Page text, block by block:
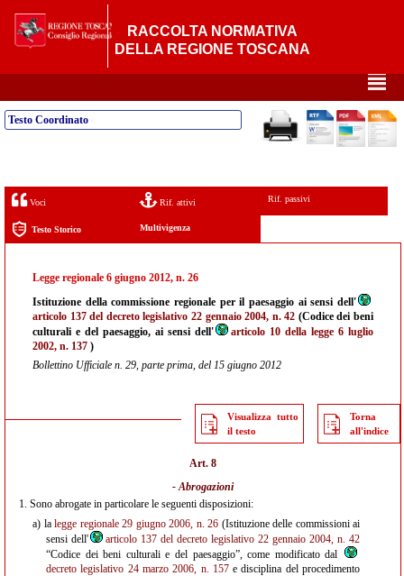
RACCOLTA NORMATIVA
DELLA REGIONE TOSCANA
²
Testo Coordinato
Voci Rif. attivi Rif. passivi
Testo Storico Multivigenza
Legge regionale 6 giugno 2012, n. 26
Istituzione della commissione regionale per il paesaggio ai sensi dell'
articolo 137 del decreto legislativo 22 gennaio 2004, n. 42 (Codice dei beni
culturali e del paesaggio, ai sensi dell'
articolo 10 della legge 6 luglio
2002, n. 137 )
Bollettino Ufficiale n. 29, parte prima, del 15 giugno 2012
Visualizza tutto
il testo
Torna
all'indice
Art. 8
- Abrogazioni
1. Sono abrogate in particolare le seguenti disposizioni:
a) la legge regionale 29 giugno 2006, n. 26 (Istituzione delle commissioni ai
sensi dell'
articolo 137 del decreto legislativo 22 gennaio 2004, n. 42
“Codice dei beni culturali e del paesaggio”, come modificato dal
decreto legislativo 24 marzo 2006, n. 157e disciplina del procedimento